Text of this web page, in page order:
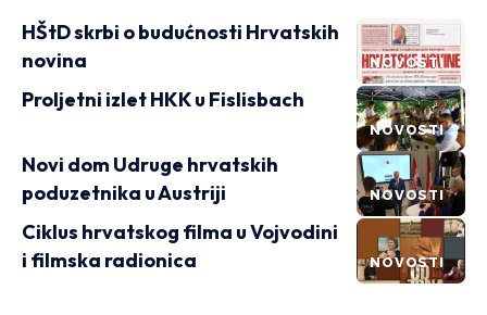
NOVOSTI
HŠtD skrbi o budućnosti Hrvatskih
novina
NOVOSTI
Proljetni izlet HKK u Fislisbach
NOVOSTI
Novi dom Udruge hrvatskih
poduzetnika u Austriji
NOVOSTI
Ciklus hrvatskog filma u Vojvodini
i filmska radionica